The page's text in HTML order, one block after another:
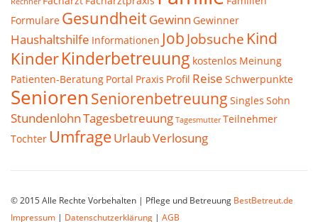
Formulare GesundheitGewinn Gewinner
Haushaltshilfe Informationen JobJobsuche Kind
KinderKinderbetreuung kostenlos Meinung
Patienten-Beratung Portal Praxis Profil Reise Schwerpunkte
Senioren Seniorenbetreuung Singles Sohn
StundenlohnTagesbetreuung Tagesmutter Teilnehmer
Tochter UmfrageUrlaubVerlosung
© 2015 Alle Rechte Vorbehalten | Pflege und Betreuung BestBetreut.de
Impressum | Datenschutzerklärung | AGB